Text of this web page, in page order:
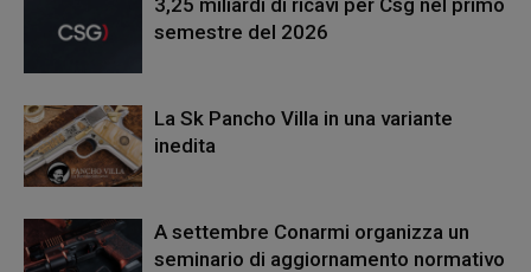
semestre del 2026
La Sk Pancho Villa in una variante
inedita
A settembre Conarmi organizza un
seminario di aggiornamento normativo